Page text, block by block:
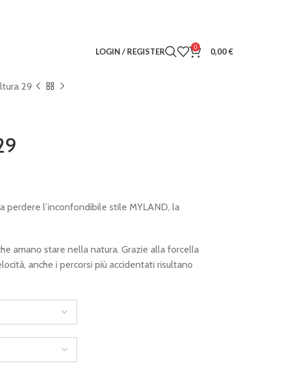
LOGIN / REGISTER 0 0,00€
29
perdere l’inconfondibile stile MYLAND, la
amano stare nella natura. Grazie alla forcella
anche i percorsi più accidentati risultano